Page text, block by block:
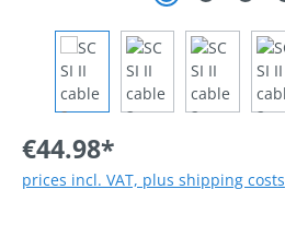
€44.98*
prices incl. VAT, plus shipping costs